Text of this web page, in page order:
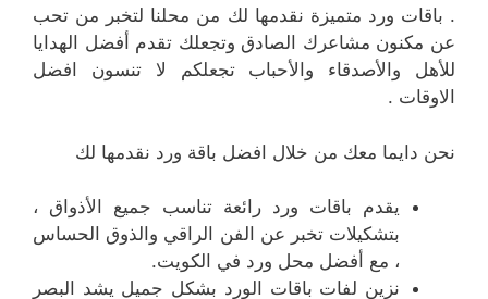
. باقات ورد متميزة نقدمها لك من محلنا لتخبر من تحب
عن مكنون مشاعرك الصادق وتجعلك تقدم أفضل الهدايا
للأهل والأصدقاء والأحباب تجعلكم لا تنسون افضل
الاوقات .
نحن دايما معك من خلال افضل باقة ورد نقدمها لك
يقدم باقات ورد رائعة تناسب جميع الأذواق ،
بتشكيلات تخبر عن الفن الراقي والذوق الحساس
، مع أفضل محل ورد في الكويت.
نزين لفات باقات الورد بشكل جميل يشد البصر